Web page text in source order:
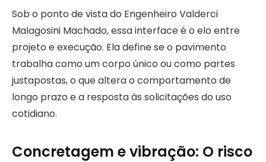
Sob o ponto de vista do Engenheiro Valderci
Malagosini Machado, essa interface é o elo entre
projeto e execução. Ela define se o pavimento
trabalha como um corpo único ou como partes
justapostas, o que altera o comportamento de
longo prazo e a resposta às solicitações do uso
cotidiano.
Concretagem e vibração: O risco